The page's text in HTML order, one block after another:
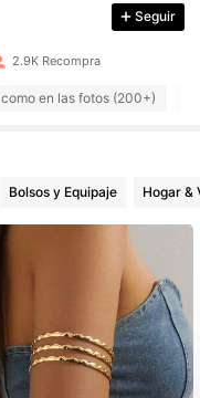
Seguir
2.9K Recompra
como en las fotos (200+)
Bolsos y Equipaje Hogar &